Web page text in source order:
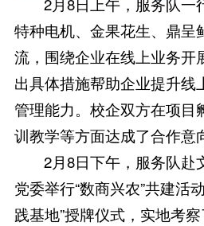
2月8日上午，服务队一
特种电机、金果花生、鼎呈
流，围绕企业在线上业务开
出具体措施帮助企业提升线
管理能力。校企双方在项目
训教学等方面达成了合作意
2月8日下午，服务队赴
党委举行“数商兴农”共建活
践基地”授牌仪式，实地考